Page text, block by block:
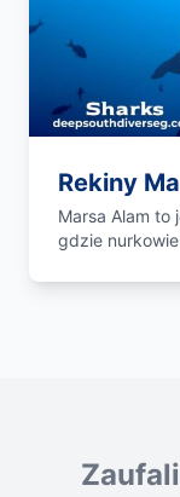
Rekiny
Marsa Alam to
gdzie